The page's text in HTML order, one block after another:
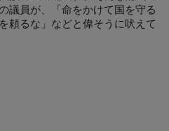
議員が、「命をかけて国を守る
頼るな」などと偉そうに吠えて